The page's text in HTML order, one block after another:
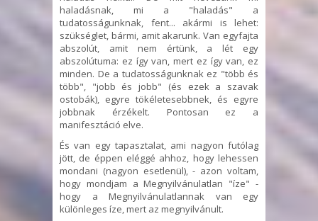
haladásnak, mi a "haladás" a
tudatosságunknak, fent... akármi is lehet:
szükséglet, bármi, amit akarunk. Van egyfajta
abszolút, amit nem értünk, a lét egy
abszolútuma: ez így van, mert ez így van, ez
minden. De a tudatosságunknak ez "több és
több", "jobb és jobb" (és ezek a szavak
ostobák), egyre tökéletesebbnek, és egyre
jobbnak érzékelt. Pontosan ez a
manifesztáció elve.
És van egy tapasztalat, ami nagyon futólag
jött, de éppen eléggé ahhoz, hogy lehessen
mondani (nagyon esetlenül), - azon voltam,
hogy mondjam a Megnyilvánulatlan "íze" -
hogy a Megnyilvánulatlannak van egy
különleges íze, mert az megnyilvánult.